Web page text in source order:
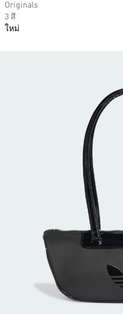
Originals
3 สี
ใหม่